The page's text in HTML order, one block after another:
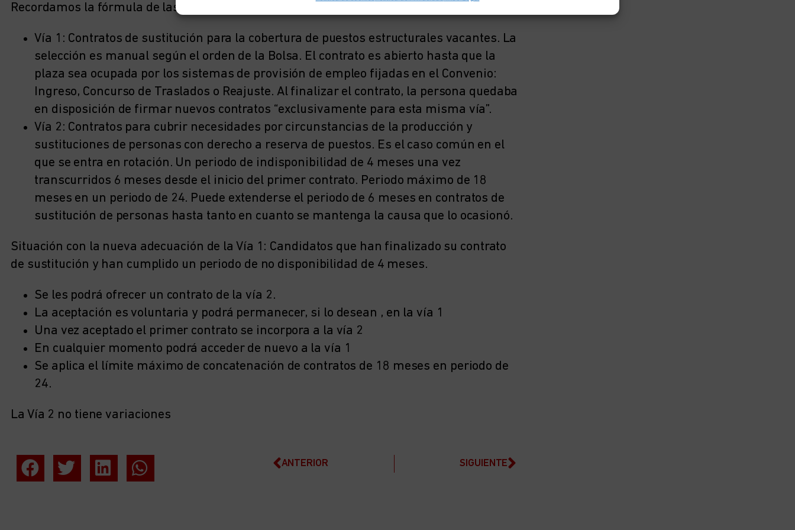
Recordamos la fórmula de las 2 vías de contratación hasta ahora para personal eventual:
Vía 1: Contratos de sustitución para la cobertura de puestos estructurales vacantes. La
selección es manual según el orden de la Bolsa. El contrato es abierto hasta que la
plaza sea ocupada por los sistemas de provisión de empleo fijadas en el Convenio:
Ingreso, Concurso de Traslados o Reajuste. Al finalizar el contrato, la persona quedaba
en disposición de firmar nuevos contratos “exclusivamente para esta misma vía”.
Vía 2: Contratos para cubrir necesidades por circunstancias de la producción y
sustituciones de personas con derecho a reserva de puestos. Es el caso común en el
que se entra en rotación. Un periodo de indisponibilidad de 4 meses una vez
transcurridos 6 meses desde el inicio del primer contrato. Periodo máximo de 18
meses en un periodo de 24. Puede extenderse el periodo de 6 meses en contratos de
sustitución de personas hasta tanto en cuanto se mantenga la causa que lo ocasionó.
Situación con la nueva adecuación de la Vía 1: Candidatos que han finalizado su contrato
de sustitución y han cumplido un periodo de no disponibilidad de 4 meses.
Se les podrá ofrecer un contrato de la vía 2.
La aceptación es voluntaria y podrá permanecer, si lo desean , en la vía 1
Una vez aceptado el primer contrato se incorpora a la vía 2
En cualquier momento podrá acceder de nuevo a la vía 1
Se aplica el límite máximo de concatenación de contratos de 18 meses en periodo de
24.
La Vía 2 no tiene variaciones
ANTERIOR SIGUIENTE